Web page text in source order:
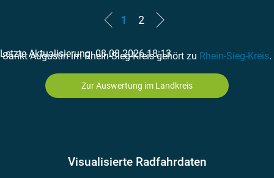
1 2
Letzte Aktualisierung: 08.08.2026 18:13
Sankt Augustin im Rhein-Sieg-Kreis gehört zu Rhein-Sieg-Kreis.
Zur Auswertung im Landkreis
Visualisierte Radfahrdaten